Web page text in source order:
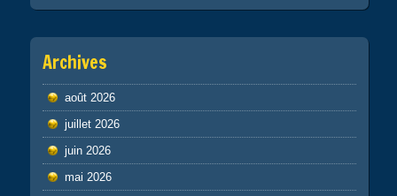
Archives
août 2026
juillet 2026
juin 2026
mai 2026